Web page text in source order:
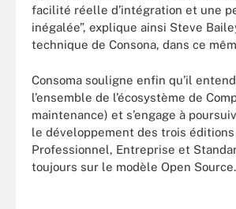
facilité réelle d’intégration et une
inégalée”, explique ainsi Steve
technique de Consona, dans ce
Consoma souligne enfin qu’il
l’ensemble de l’écosystème de
maintenance) et s’engage à
le développement des trois éditions
Professionnel, Entreprise et
toujours sur le modèle Open Source.